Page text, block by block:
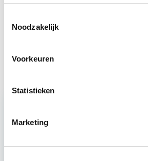
Noodzakelijk
Voorkeuren
Statistieken
Marketing